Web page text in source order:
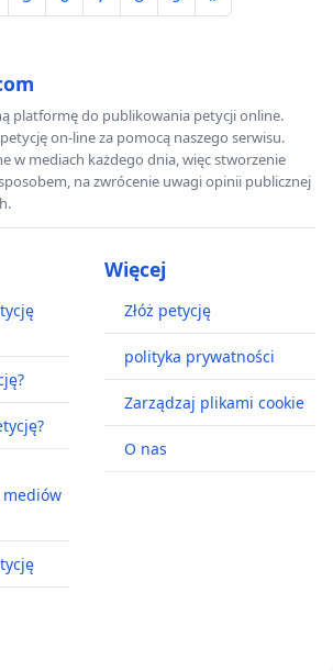
platformę do publikowania petycji online.
on-line za pomocą naszego serwisu.
w mediach każdego dnia, więc stworzenie
na zwrócenie uwagi opinii publicznej
Więcej
Złóż petycję
polityka prywatności
Zarządzaj plikami cookie
O nas